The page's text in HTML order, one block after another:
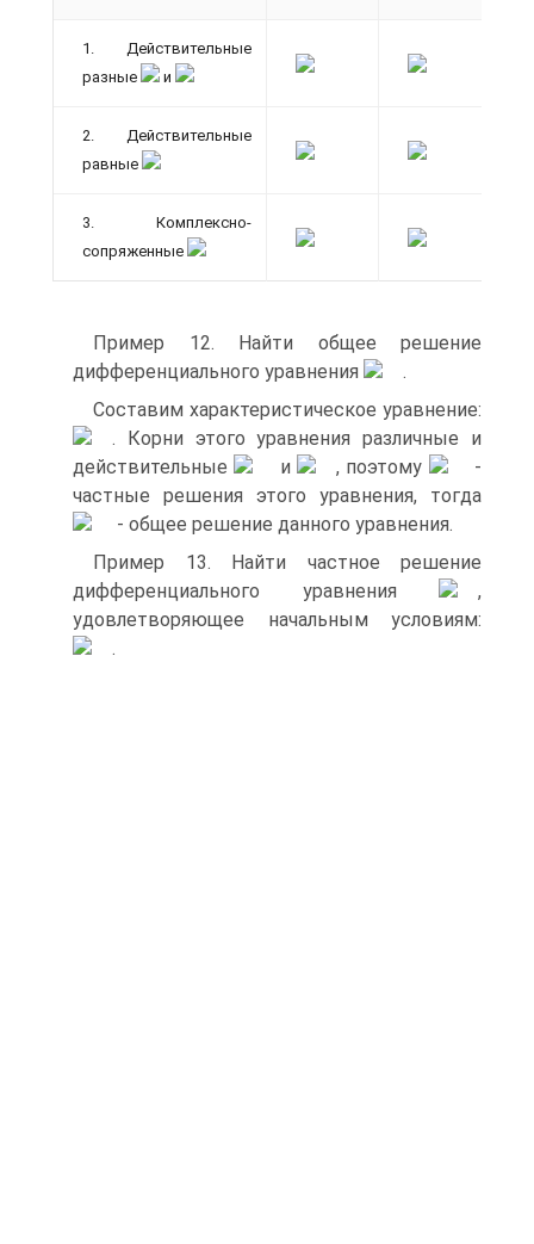
1. Действительные
разные
и
2. Действительные
равные
3. Комплексно-
сопряженные
Пример 12. Найти общее решение
дифференциального уравнения
.
Составим характеристическое уравнение:
. Корни этого уравнения различные и
действительные
и , поэтому
‑
частные решения этого уравнения, тогда
‑ общее решение данного уравнения.
Пример 13. Найти частное решение
дифференциального уравнения
,
удовлетворяющее начальным условиям:
.